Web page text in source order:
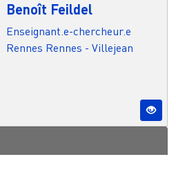
Benoît Feildel
Enseignant.e-chercheur.e
Rennes Rennes - Villejean